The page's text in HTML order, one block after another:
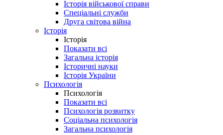
Історія військової справи
Спеціальні служби
Друга світова війна
Історія
Історія
Показати всі
Загальна історія
Історичні науки
Історія України
Психологія
Психологія
Показати всі
Психологія розвитку
Соціальна психологія
Загальна психологія